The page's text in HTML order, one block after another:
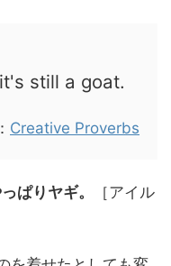
still a goat.
Creative Proverbs
ぱりヤギ。
［アイル